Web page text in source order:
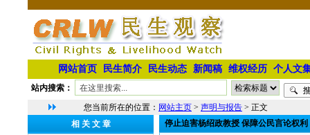
网站首页 民生简介 民生动态 新闻稿 维权经历 个人文
站内搜索：
您当前所在的位置： 网站主页 > 声明与报告 > 正文
相 关 文 章
停止迫害杨绍政教授 保障公民言论权利